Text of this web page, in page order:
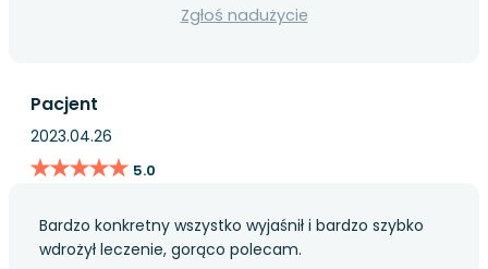
Zgłoś nadużycie
Pacjent
2023.04.26
★★★★★
★★★★★ 5.0
Bardzo konkretny wszystko wyjaśnił i bardzo szybko
wdrożył leczenie, gorąco polecam.